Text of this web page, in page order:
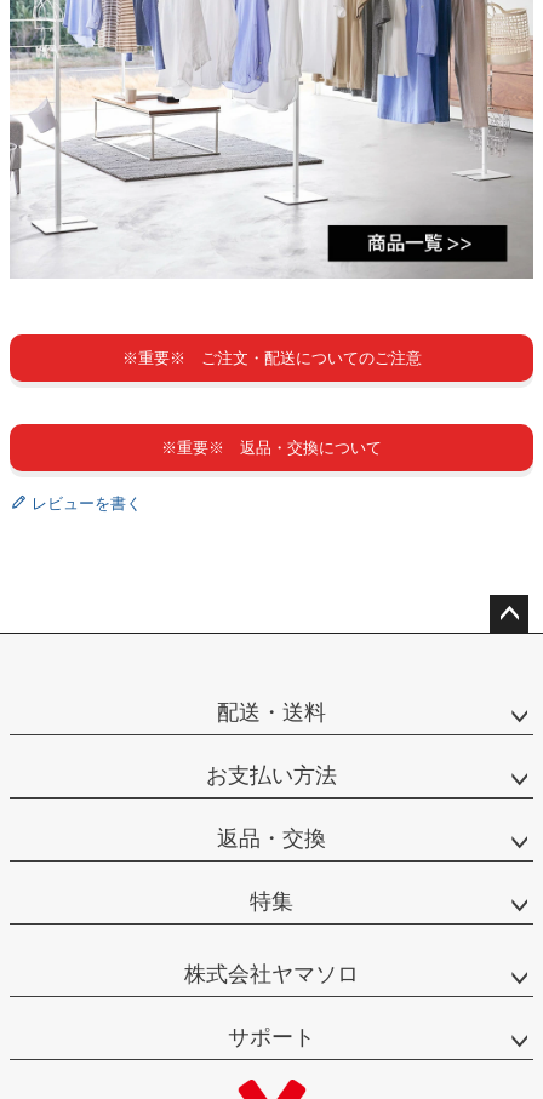
※重要※ ご注文・配送についてのご注意
※重要※ 返品・交換について
レビューを書く
配送・送料
お支払い方法
返品・交換
特集
株式会社ヤマソロ
サポート